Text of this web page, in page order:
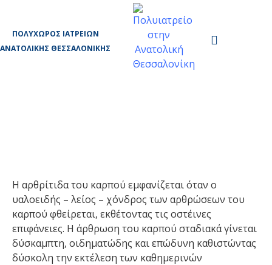
ΠΟΛΥΧΏΡΟΣ ΙΑΤΡΕΊΩΝ
ΑΝΑΤΟΛΙΚΉΣ ΘΕΣΣΑΛΟΝΊΚΗΣ
Η αρθρίτιδα του καρπού εμφανίζεται όταν ο
υαλοειδής – λείος – χόνδρος των αρθρώσεων του
καρπού φθείρεται, εκθέτοντας τις οστέινες
επιφάνειες. Η άρθρωση του καρπού σταδιακά γίνεται
δύσκαμπτη, οιδηματώδης και επώδυνη καθιστώντας
δύσκολη την εκτέλεση των καθημερινών